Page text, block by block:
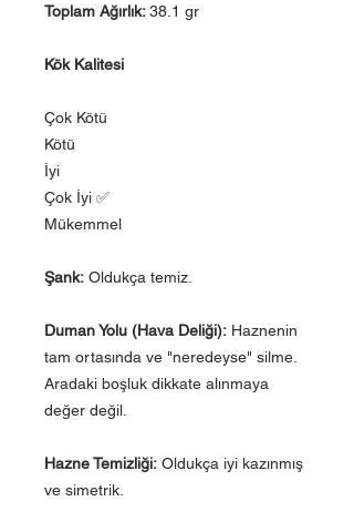
Toplam Ağırlık:38.1 gr
Kök Kalitesi
Çok Kötü
Kötü
İyi
Çok İyi ✅
Mükemmel
Şank: Oldukça temiz.
Duman Yolu (Hava Deliği): Haznenin
tam ortasında ve "neredeyse" silme.
Aradaki boşluk dikkate alınmaya
değer değil.
Hazne Temizliği: Oldukça iyi kazınmış
ve simetrik.